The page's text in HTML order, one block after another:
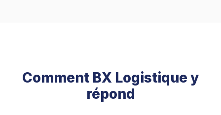
Comment BX Logistique y
répond